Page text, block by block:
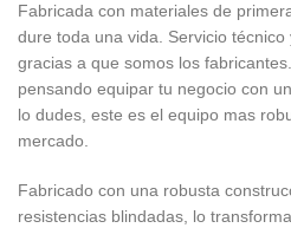
Fabricada con materiales de
dure toda una vida. Servicio
gracias a que somos los
pensando equipar tu negocio con
lo dudes, este es el equipo mas
mercado.
Fabricado con una robusta
resistencias blindadas, lo